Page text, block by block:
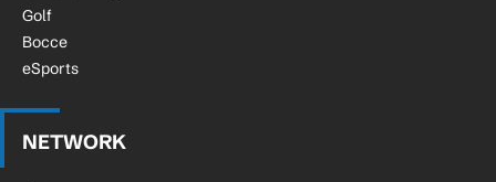
Golf
Bocce
eSports
NETWORK